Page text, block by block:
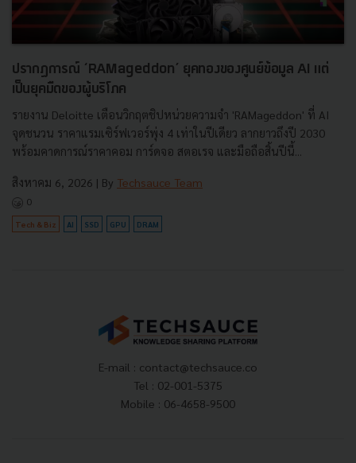
ปรากฏการณ์ ‘RAMageddon’ ยุคทองของศูนย์ข้อมูล AI แต่
เป็นยุคมืดของผู้บริโภค
รายงาน Deloitte เตือนวิกฤตชิปหน่วยความจำ 'RAMageddon' ที่ AI
จุดชนวน ราคาแรมเซิร์ฟเวอร์พุ่ง 4 เท่าในปีเดียว ลากยาวถึงปี 2030
พร้อมคาดการณ์ราคาคอม การ์ดจอ สตอเรจ และมือถือสิ้นปีนี้...
สิงหาคม 6, 2026 | By Techsauce Team
0
Tech & Biz AI SSD GPU DRAM
E-mail : contact@techsauce.co
Tel : 02-001-5375
Mobile : 06-4658-9500